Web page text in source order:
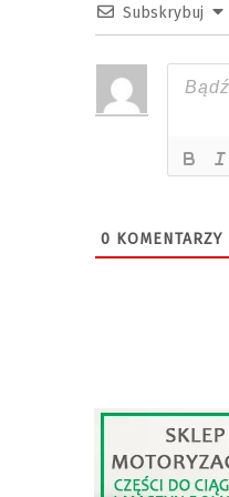
Subskrybuj
0 KOMENTARZY